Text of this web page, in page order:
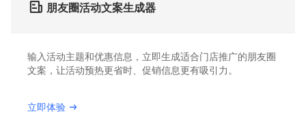
朋友圈活动文案生成器
输入活动主题和优惠信息，立即生成适合门店推广的朋友圈
文案，让活动预热更省时、促销信息更有吸引力。
立即体验